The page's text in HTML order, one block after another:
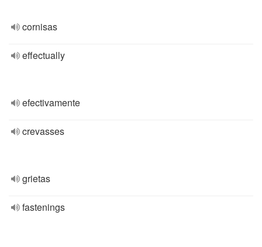
cornisas
effectually
efectivamente
crevasses
grietas
fastenings